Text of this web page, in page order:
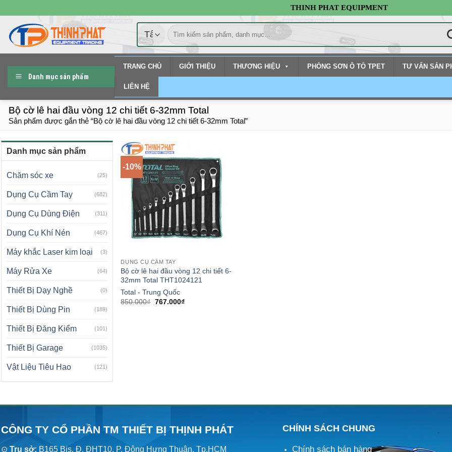
đến
nội
dung
THINH PHAT EQUIPMENT
Tìm
kiếm:
Danh mục sản phẩm
TRANG CHỦ GIỚI THIỆU THƯƠNG HIỆU PHÒNG SƠN Ô TÔ TPET TƯ VẤN SẢN
LIÊN HỆ
Bộ cờ lê hai đầu vòng 12 chi tiết 6-32mm Total
Sản phẩm được gắn thẻ “Bộ cờ lê hai đầu vòng 12 chi tiết 6-32mm Total”
Danh mục sản phẩm
Chăm sóc xe (25)
Dụng Cụ Cầm Tay (682)
Dụng Cụ Dùng Điện (311)
Dụng Cụ Khí Nén (467)
Máy khắc Laser kim loại (3)
Máy Rửa Xe (64)
Thiết Bị Dạy Nghề (0)
Thiết Bị Dùng Pin (189)
Thiết Bị Đăng Kiểm (101)
Thiết Bị Garage (1035)
Vật Liệu Tiêu Hao (121)
-10%
DỤNG CỤ CẦM TAY
Bộ cờ lê hai đầu vòng 12 chi tiết 6-
32mm Total THT1024121
Total - Trung Quốc
850.000₫ Giá
767.000₫Giá
CÔNG TY CỔ PHẦN TM THIẾT BỊ THỊNH PHÁT
⊙ Trụ sở: B165 Bis, Đ. ĐHT10, P. Đông Hưng Thuận, Tp.HCM
CHÍNH SÁCH CHUNG
Chính sách bán hàng